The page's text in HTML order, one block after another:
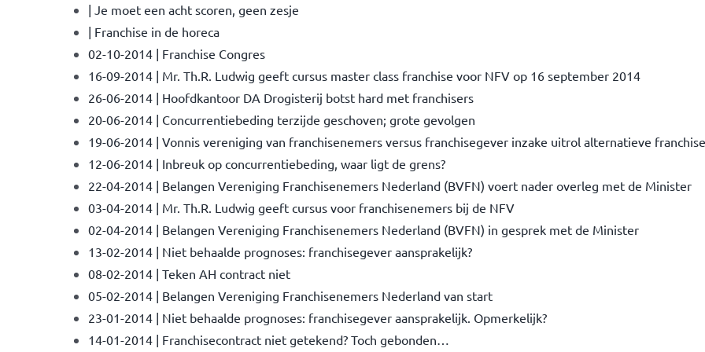
| Je moet een acht scoren, geen zesje
| Franchise in de horeca
02-10-2014 | Franchise Congres
16-09-2014 | Mr. Th.R. Ludwig geeft cursus master class franchise voor NFV op 16 september 2014
26-06-2014 | Hoofdkantoor DA Drogisterij botst hard met franchisers
20-06-2014 | Concurrentiebeding terzijde geschoven; grote gevolgen
19-06-2014 | Vonnis vereniging van franchisenemers versus franchisegever inzake uitrol alternatieve
12-06-2014 | Inbreuk op concurrentiebeding, waar ligt de grens?
22-04-2014 | Belangen Vereniging Franchisenemers Nederland (BVFN) voert nader overleg met de Minister
03-04-2014 | Mr. Th.R. Ludwig geeft cursus voor franchisenemers bij de NFV
02-04-2014 | Belangen Vereniging Franchisenemers Nederland (BVFN) in gesprek met de Minister
13-02-2014 | Niet behaalde prognoses: franchisegever aansprakelijk?
08-02-2014 | Teken AH contract niet
05-02-2014 | Belangen Vereniging Franchisenemers Nederland van start
23-01-2014 | Niet behaalde prognoses: franchisegever aansprakelijk. Opmerkelijk?
14-01-2014 | Franchisecontract niet getekend? Toch gebonden…